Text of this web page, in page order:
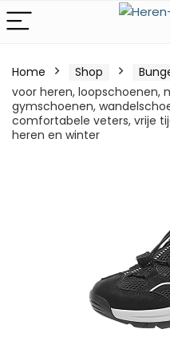
Home Shop
voor heren, loopschoenen,
gymschoenen,
comfortabele veters, vrije
heren en winter